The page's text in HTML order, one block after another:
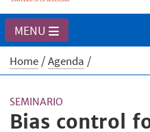
MENU
Home Agenda
SEMINARIO
Bias control